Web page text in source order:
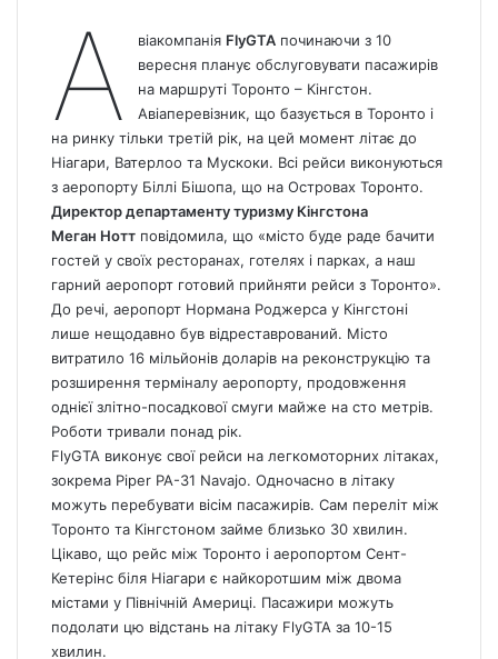
А віакомпанія FlyGTAпочинаючи з 10
вересня планує обслуговувати пасажирів
на маршруті Торонто – Кінгстон.
Авіаперевізник, що базується в Торонто і
на ринку тільки третій рік, на цей момент літає до
Ніагари, Ватерлоо та Мускоки. Всі рейси виконуються
з аеропорту Біллі Бішопа, що на Островах Торонто.
Директор департаменту туризму Кінгстона
Меган Нотт повідомила, що «місто буде раде бачити
гостей у своїх ресторанах, готелях і парках, а наш
гарний аеропорт готовий прийняти рейси з Торонто».
До речі, аеропорт Нормана Роджерса у Кінгстоні
лише нещодавно був відреставрований. Місто
витратило 16 мільйонів доларів на реконструкцію та
розширення терміналу аеропорту, продовження
однієї злітно-посадкової смуги майже на сто метрів.
Роботи тривали понад рік.
FlyGTA виконує свої рейси на легкомоторних літаках,
зокрема Piper PA-31 Navajo. Одночасно в літаку
можуть перебувати вісім пасажирів. Сам переліт між
Торонто та Кінгстоном займе близько 30 хвилин.
Цікаво, що рейс між Торонто і аеропортом Сент-
Кетерінс біля Ніагари є найкоротшим між двома
містами у Північній Америці. Пасажири можуть
подолати цю відстань на літаку FlyGTA за 10-15
хвилин.